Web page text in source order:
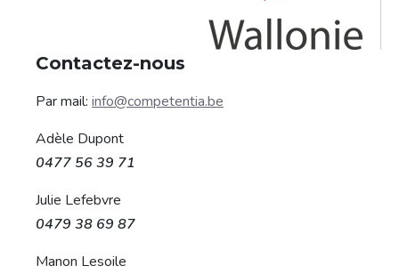
Contactez-nous
Par mail: info@competentia.be
Adèle Dupont
0477 56 39 71
Julie Lefebvre
0479 38 69 87
Manon Lesoile